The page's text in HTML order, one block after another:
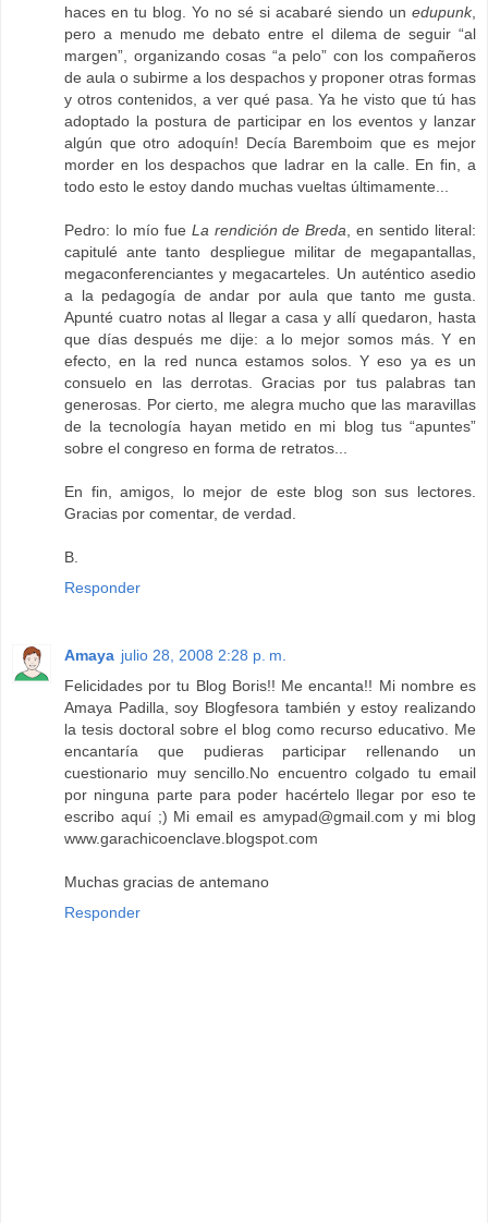
haces en tu blog. Yo no sé si acabaré siendo un edupunk,
pero a menudo me debato entre el dilema de seguir “al
margen”, organizando cosas “a pelo” con los compañeros
de aula o subirme a los despachos y proponer otras formas
y otros contenidos, a ver qué pasa. Ya he visto que tú has
adoptado la postura de participar en los eventos y lanzar
algún que otro adoquín! Decía Baremboim que es mejor
morder en los despachos que ladrar en la calle. En fin, a
todo esto le estoy dando muchas vueltas últimamente...
Pedro: lo mío fue La rendición de Breda , en sentido literal:
capitulé ante tanto despliegue militar de megapantallas,
megaconferenciantes y megacarteles. Un auténtico asedio
a la pedagogía de andar por aula que tanto me gusta.
Apunté cuatro notas al llegar a casa y allí quedaron, hasta
que días después me dije: a lo mejor somos más. Y en
efecto, en la red nunca estamos solos. Y eso ya es un
consuelo en las derrotas. Gracias por tus palabras tan
generosas. Por cierto, me alegra mucho que las maravillas
de la tecnología hayan metido en mi blog tus “apuntes”
sobre el congreso en forma de retratos...
En fin, amigos, lo mejor de este blog son sus lectores.
Gracias por comentar, de verdad.
B.
Responder
Amaya julio 28, 2008 2:28 p. m.
Felicidades por tu Blog Boris!! Me encanta!! Mi nombre es
Amaya Padilla, soy Blogfesora también y estoy realizando
la tesis doctoral sobre el blog como recurso educativo. Me
encantaría que pudieras participar rellenando un
cuestionario muy sencillo.No encuentro colgado tu email
por ninguna parte para poder hacértelo llegar por eso te
escribo aquí ;) Mi email es amypad@gmail.com y mi blog
www.garachicoenclave.blogspot.com
Muchas gracias de antemano
Responder